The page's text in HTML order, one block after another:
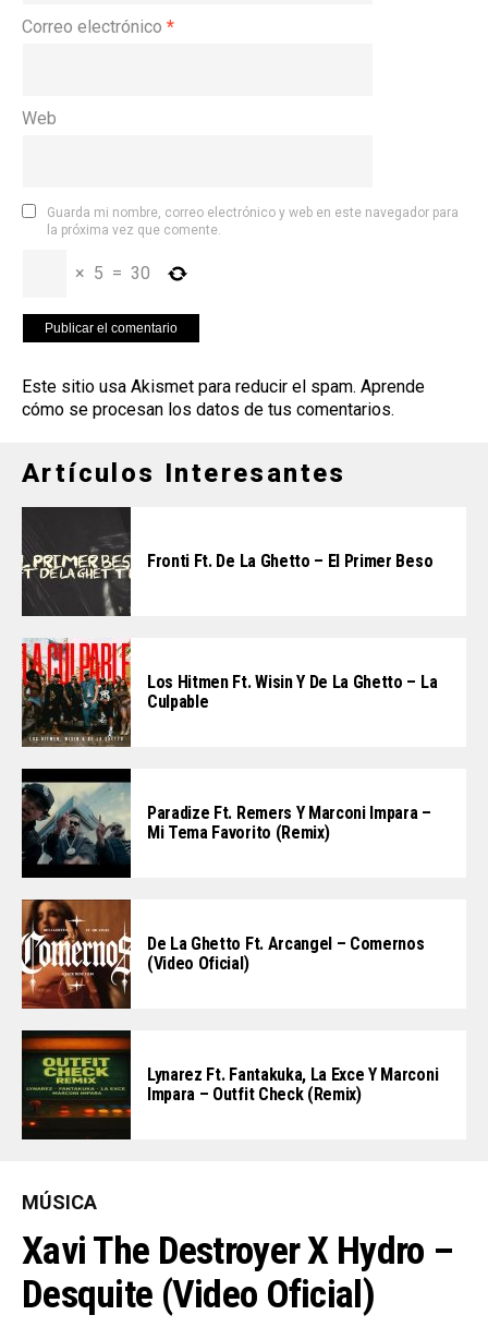
Correo electrónico *
Web
Guarda mi nombre, correo electrónico y web en este navegador para
la próxima vez que comente.
× 5 = 30
Este sitio usa Akismet para reducir el spam. Aprende
cómo se procesan los datos de tus comentarios.
Artículos Interesantes
Fronti Ft. De La Ghetto – El Primer Beso
Los Hitmen Ft. Wisin Y De La Ghetto – La
Culpable
Paradize Ft. Remers Y Marconi Impara –
Mi Tema Favorito (Remix)
De La Ghetto Ft. Arcangel – Comernos
(Video Oficial)
Lynarez Ft. Fantakuka, La Exce Y Marconi
Impara – Outfit Check (Remix)
MÚSICA
Xavi The Destroyer X Hydro –
Desquite (Video Oficial)